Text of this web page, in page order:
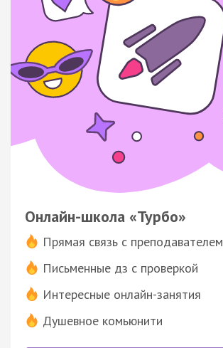
Онлайн-школа «Турбо»
Прямая связь с преподавателем
Письменные дз с проверкой
Интересные онлайн-занятия
Душевное комьюнити